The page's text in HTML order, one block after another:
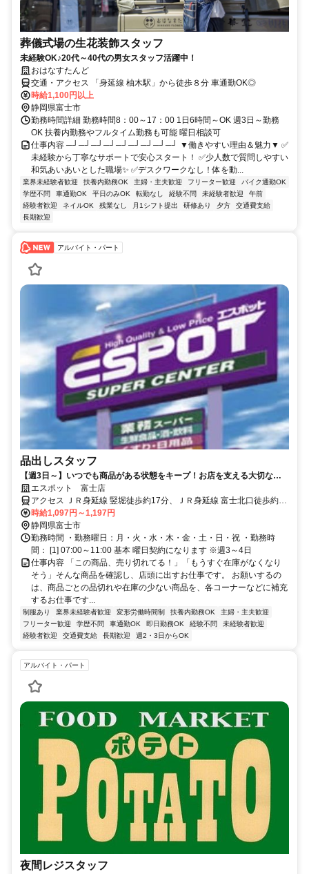
葬儀式場の生花装飾スタッフ
未経験OK♪20代～40代の男女スタッフ活躍中！
おはなすたんど
交通・アクセス 「身延線 柚木駅」から徒歩８分 車通勤OK◎
時給1,100円以上
静岡県富士市
勤務時間詳細 勤務時間8：00～17：00 1日6時間～OK 週3日～勤務
OK 扶養内勤務やフルタイム勤務も可能 曜日相談可
仕事内容 ─┘─┘─┘─┘─┘─┘─┘─┘─┘ ▼働きやすい理由＆魅力▼ ✅
未経験から丁寧なサポートで安心スタート！ ✅少人数で質問しやすい
和気あいあいとした職場✨ ✅デスクワークなし！体を動...
業界未経験者歓迎 扶養内勤務OK 主婦・主夫歓迎 フリーター歓迎
バイク通勤OK
学歴不問
車通勤OK 平日のみOK 転勤なし 経験不問 未経験者歓迎
午前
経験者歓迎
ネイルOK 残業なし 月1シフト提出 研修あり 夕方
交通費支給
長期歓迎
アルバイト・パート
品出しスタッフ
【週3日～】いつでも商品がある状態をキープ！お店を支える大切な業
務をおまかせします。
エスポット 富士店
アクセス ＪＲ身延線 竪堀徒歩約17分、ＪＲ身延線 富士北口徒歩約27
分、ＪＲ東海道本線 富士北口徒歩約27分
時給1,097円～1,197円
静岡県富士市
勤務時間 ・勤務曜日：月・火・水・木・金・土・日・祝 ・勤務時
間： [1] 07:00～11:00 基本 曜日契約になります ※週3～4日
仕事内容 「この商品、売り切れてる！」「もうすぐ在庫がなくなり
そう」そんな商品を確認し、店頭に出すお仕事です。 お願いするの
は、商品ごとの品切れや在庫の少ない商品を、各コーナーなどに補充
するお仕事です...
制服あり 業界未経験者歓迎 変形労働時間制 扶養内勤務OK
主婦・主夫歓迎
フリーター歓迎
学歴不問 車通勤OK 即日勤務OK 経験不問
未経験者歓迎
経験者歓迎
交通費支給 長期歓迎 週2・3日からOK
アルバイト・パート
夜間レジスタッフ